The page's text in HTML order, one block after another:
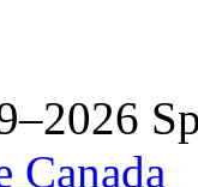
Canada